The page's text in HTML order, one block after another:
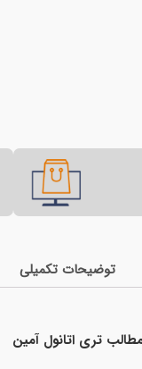
توضیحات تکمیلی
تری اتانول آمین